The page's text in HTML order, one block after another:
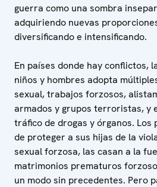
guerra como una sombra
adquiriendo nuevas
diversificando e intensificando.
En países donde hay conflictos,
niños y hombres adopta
sexual, trabajos forzosos,
armados y grupos terroristas, y
tráfico de drogas y órganos. Los
de proteger a sus hijas de la
sexual forzosa, las casan a la
matrimonios prematuros
un modo sin precedentes. Pero